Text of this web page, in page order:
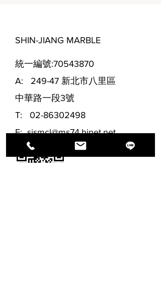
SHIN-JIANG MARBLE
​統一編號:70543870
A: 249-47 新北市八里區
中華路一段3號
T: 02-86302498
E:sjsmcl@ms74.hinet.net